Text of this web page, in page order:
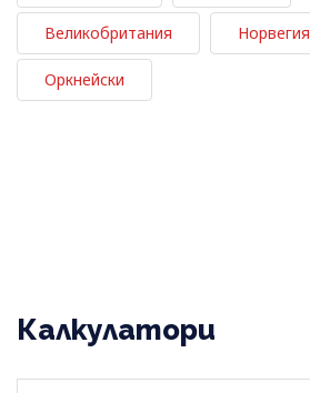
Великобритания Норвегия
Оркнейски
Калкулатори